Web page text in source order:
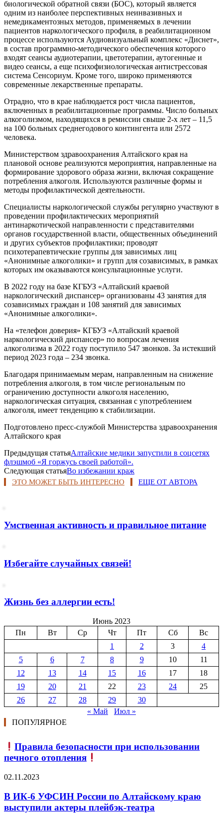
биологической обратной связи (БОС), который является
одним из наиболее перспективных неинвазивных и
немедикаментозных методов, применяемых в лечении
пациентов наркологического профиля, в реабилитационном
процессе используются Аудиовизуальный комплекс «Диснет»,
в состав программно-методического обеспечения которого
входят сеансы аудиотерапии, цветотерапии, аутогенные и
видео сеансы, а еще психофизиологическая антистрессовая
система Сенсориум. Кроме того, широко применяются
современные лекарственные препараты.
Отрадно, что в крае наблюдается рост числа пациентов,
включенных в реабилитационные программы. Число больных
алкоголизмом, находящихся в ремиссии свыше 2-х лет – 11,5
на 100 больных среднегодового контингента или 2572
человека.
Министерством здравоохранения Алтайского края на
плановой основе реализуются мероприятия, направленные на
формирование здорового образа жизни, включая сокращение
потребления алкоголя. Используются различные формы и
методы профилактической деятельности.
Специалисты наркологической службы регулярно участвуют в
проведении профилактических мероприятий
антинаркотической направленности с представителями
органов государственной власти, общественных объединений
и других субъектов профилактики; проводят
психотерапевтические группы для зависимых лиц
«Анонимные алкоголики» и групп для созависимых, в рамках
которых им оказываются консультационные услуги.
В 2022 году на базе КГБУЗ «Алтайский краевой
наркологический диспансер» организованы 43 занятия для
созависимых граждан и 108 занятий для зависимых
«Анонимные алкоголики».
На «телефон доверия» КГБУЗ «Алтайский краевой
наркологический диспансер» по вопросам лечения
алкоголизма в 2022 году поступило 547 звонков. За истекший
период 2023 года – 234 звонка.
Благодаря принимаемым мерам, направленным на снижение
потребления алкоголя, в том числе региональным по
ограничению доступности алкоголя населению,
наркологическая ситуация, связанная с употреблением
алкоголя, имеет тенденцию к стабилизации.
Подготовлено пресс-службой Министерства здравоохранения
Алтайского края
Предыдущая статьяАлтайские медики запустили в соцсетях
флэшмоб «Я горжусь своей работой».
Следующая статьяВо избежании краж
ЭТО МОЖЕТ БЫТЬ ИНТЕРЕСНО ЕЩЕ ОТ АВТОРА
Умственная активность и правильное питание
Избегайте случайных связей!
Жизнь без аллергии есть!
Июнь 2023
Пн
Вт Ср Чт Пт Сб
Вс
1
2 3
4
5
6 7 8 9 10
11
12
13 14 15 16 17
18
19
20 21 22 23 24
25
26
27 28 29
30
« Май
Июл »
ПОПУЛЯРНОЕ
Правила безопасности при использовании
печного отопления
02.11.2023
В ИК-6 УФСИН России по Алтайскому краю
выступили актеры плейбэк-театра